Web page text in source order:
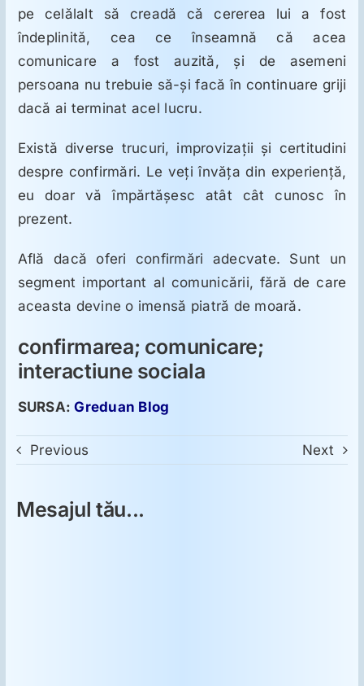
pe celălalt să creadă că cererea lui a fost
îndeplinită, cea ce înseamnă că acea
comunicare a fost auzită, şi de asemeni
persoana nu trebuie să-şi facă în continuare griji
dacă ai terminat acel lucru.
Există diverse trucuri, improvizaţii şi certitudini
despre confirmări. Le veţi învăţa din experienţă,
eu doar vă împărtăşesc atât cât cunosc în
prezent.
Află dacă oferi confirmări adecvate. Sunt un
segment important al comunicării, fără de care
aceasta devine o imensă piatră de moară.
confirmarea; comunicare;
interactiune sociala
SURSA:Greduan Blog
Previous Next
Mesajul tău...